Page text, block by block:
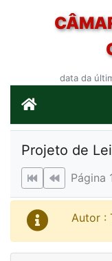
data da
Projeto de Lei
Página
Autor :